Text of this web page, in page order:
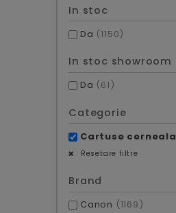
In stoc
Da (1150)
In stoc showroom
Da (61)
Categorie
Cartuse cerneala
Resetare filtre
Brand
Canon (1169)